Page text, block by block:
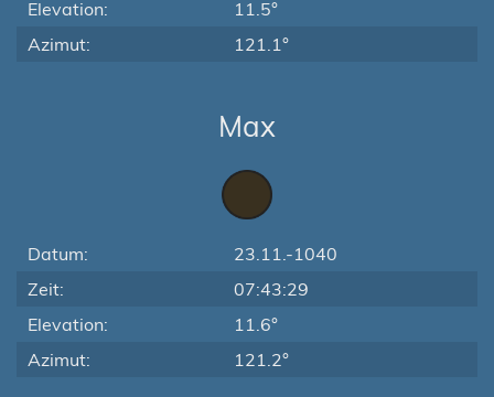
Elevation:
11.5°
Azimut:
121.1°
Max
Datum:
23.11.-1040
Zeit:
07:43:29
Elevation:
11.6°
Azimut:
121.2°